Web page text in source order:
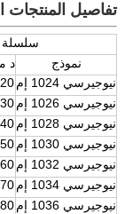
تفاصيل المنتجات
سلسلة NJ
نموذج
د
نيوجيرسي 1024 إم
نيوجيرسي 1026 إم
نيوجيرسي 1028 إم
نيوجيرسي 1030 إم
نيوجيرسي 1032 إم
نيوجيرسي 1034 إم
نيوجيرسي 1036 إم